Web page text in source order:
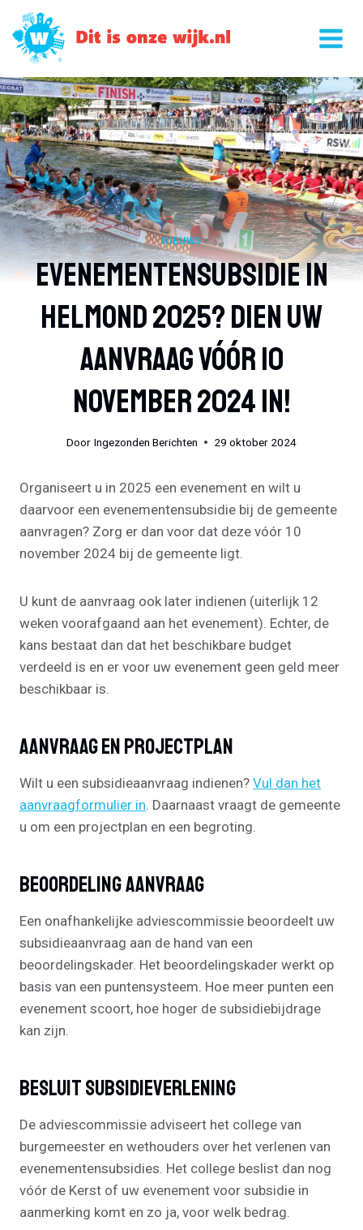
Doorgaan
naar
inhoud
NIEUWS
Evenementensubsidie In
Helmond 2025? Dien Uw
Aanvraag Vóór 10
November 2024 In!
Door Ingezonden Berichten 29 oktober 2024
Organiseert u in 2025 een evenement en wilt u
daarvoor een evenementensubsidie bij de gemeente
aanvragen? Zorg er dan voor dat deze vóór 10
november 2024 bij de gemeente ligt.
U kunt de aanvraag ook later indienen (uiterlijk 12
weken voorafgaand aan het evenement). Echter, de
kans bestaat dan dat het beschikbare budget
verdeeld is en er voor uw evenement geen geld meer
beschikbaar is.
Aanvraag En Projectplan
Wilt u een subsidieaanvraag indienen? Vul dan het
aanvraagformulier in . Daarnaast vraagt de gemeente
u om een projectplan en een begroting.
Beoordeling Aanvraag
Een onafhankelijke adviescommissie beoordeelt uw
subsidieaanvraag aan de hand van een
beoordelingskader. Het beoordelingskader werkt op
basis van een puntensysteem. Hoe meer punten een
evenement scoort, hoe hoger de subsidiebijdrage
kan zijn.
Besluit Subsidieverlening
De adviescommissie adviseert het college van
burgemeester en wethouders over het verlenen van
evenementensubsidies. Het college beslist dan nog
vóór de Kerst of uw evenement voor subsidie in
aanmerking komt en zo ja, voor welk bedrag.